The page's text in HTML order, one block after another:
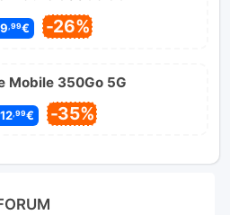
,99€ -26%
Mobile 350Go 5G
,99€ -35%